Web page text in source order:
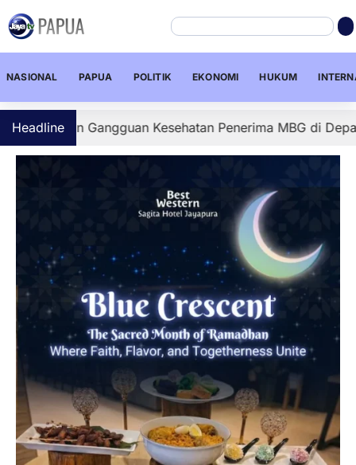
NASIONAL PAPUA POLITIK EKONOMI HUKUM
Headline
Gangguan Kesehatan Penerima MBG di Depapre,